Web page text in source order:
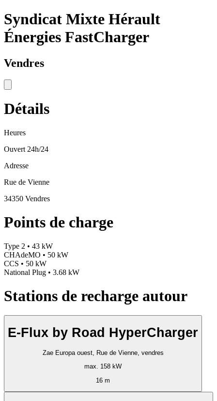
Syndicat Mixte Hérault
Énergies FastCharger
Vendres
Détails
Heures
Ouvert 24h/24
Adresse
Rue de Vienne
34350 Vendres
Points de charge
Type 2 • 43 kW
CHAdeMO • 50 kW
CCS • 50 kW
National Plug • 3.68 kW
Stations de recharge autour
E-Flux by Road HyperCharger
Zae Europa ouest, Rue de Vienne, vendres
max. 158 kW
16 m